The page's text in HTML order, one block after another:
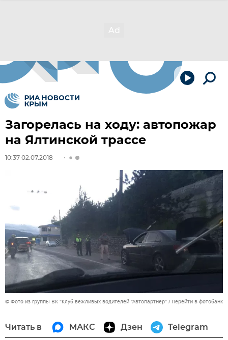
Загорелась на ходу: автопожар
на Ялтинской трассе
10:37 02.07.2018
© Фото из группы ВК "Клуб вежливых водителей "Автопартнер" Перейти в фотобанк
Читать в МАКС Дзен Telegram